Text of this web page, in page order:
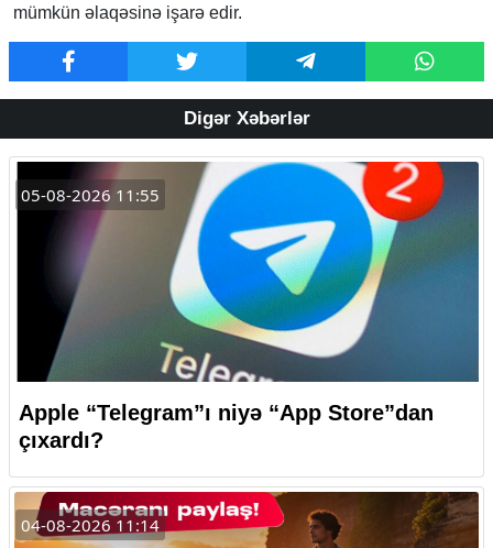
mümkün əlaqəsinə işarə edir.
Digər Xəbərlər
05-08-2026 11:55
Apple “Telegram”ı niyə “App Store”dan
çıxardı?
04-08-2026 11:14